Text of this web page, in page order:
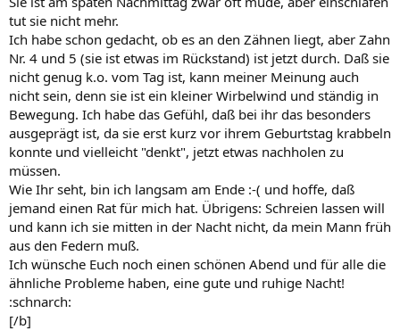
tut sie nicht mehr.
Ich habe schon gedacht, ob es an den Zähnen liegt, aber Zahn
Nr. 4 und 5 (sie ist etwas im Rückstand) ist jetzt durch. Daß sie
nicht genug k.o. vom Tag ist, kann meiner Meinung auch
nicht sein, denn sie ist ein kleiner Wirbelwind und ständig in
Bewegung. Ich habe das Gefühl, daß bei ihr das besonders
ausgeprägt ist, da sie erst kurz vor ihrem Geburtstag krabbeln
konnte und vielleicht "denkt", jetzt etwas nachholen zu
müssen.
Wie Ihr seht, bin ich langsam am Ende :-( und hoffe, daß
jemand einen Rat für mich hat. Übrigens: Schreien lassen will
und kann ich sie mitten in der Nacht nicht, da mein Mann früh
aus den Federn muß.
Ich wünsche Euch noch einen schönen Abend und für alle die
ähnliche Probleme haben, eine gute und ruhige Nacht!
:schnarch:
[/b]